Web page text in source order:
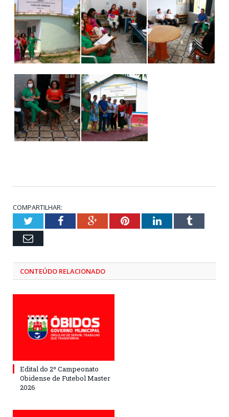
COMPARTILHAR:
TwitterFacebookGoogle+PinterestLinkedInTumblr
Email
CONTEÚDO RELACIONADO
Edital do 2º Campeonato
Obidense de Futebol Master
2026